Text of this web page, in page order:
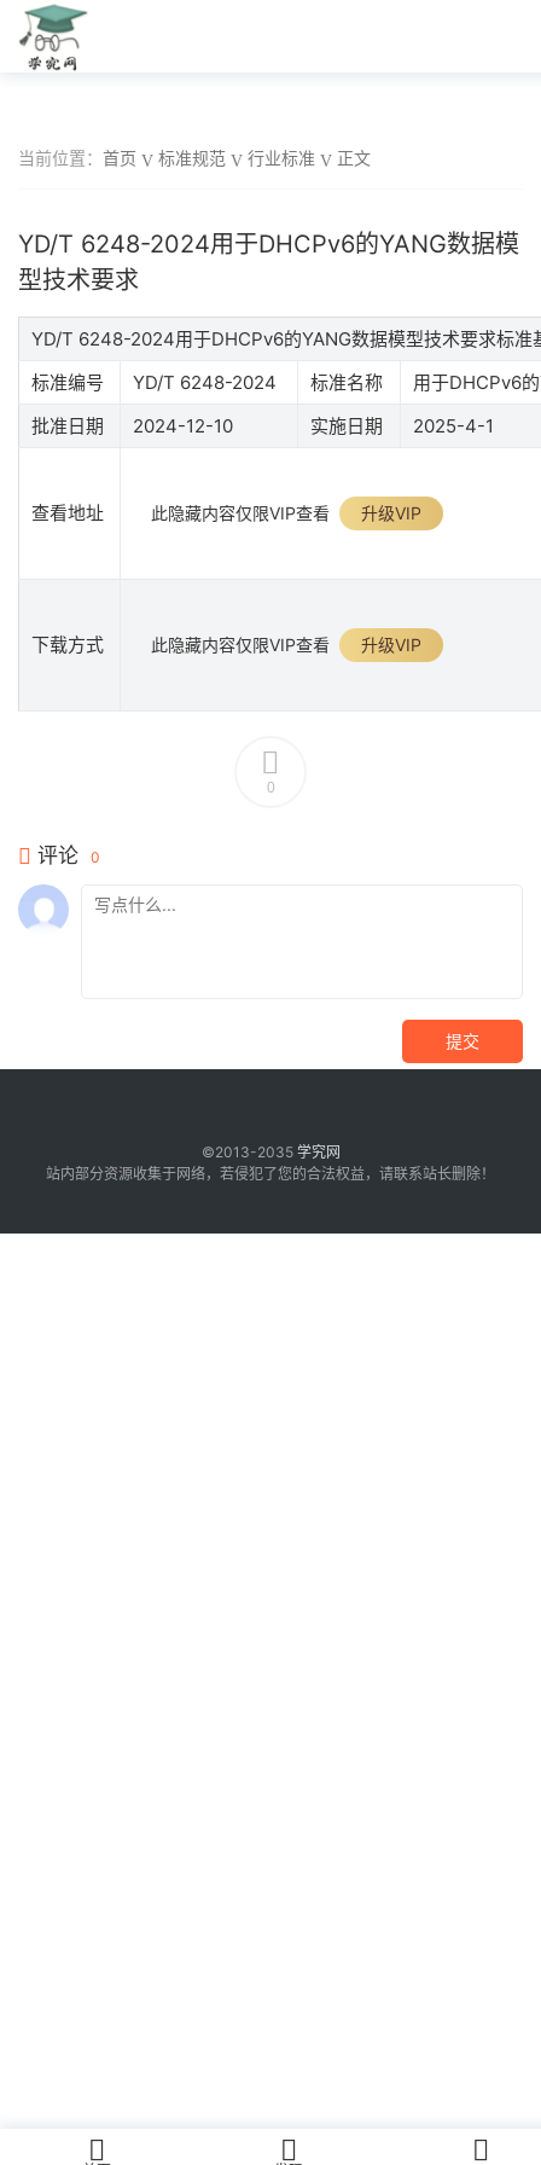
当前位置： 首页 标准规范 行业标准 正文
YD/T 6248-2024用于DHCPv6的YANG数据模
型技术要求
YD/T 6248-2024用于DHCPv6的YANG数据模型技术要求标准
标准编号
YD/T 6248-2024 标准名称
用于DHCPv6
批准日期
2024-12-10 实施日期 2025-4-1
查看地址 此隐藏内容仅限VIP查看 升级VIP
下载方式 此隐藏内容仅限VIP查看 升级VIP
0
评论 0
提交
©2013-2035 学究网
站内部分资源收集于网络，若侵犯了您的合法权益，请联系站长删除！